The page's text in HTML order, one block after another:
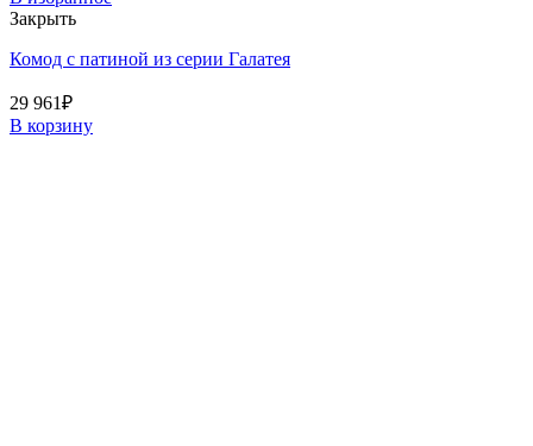
Закрыть
Комод с патиной из серии Галатея
29 961₽
В корзину